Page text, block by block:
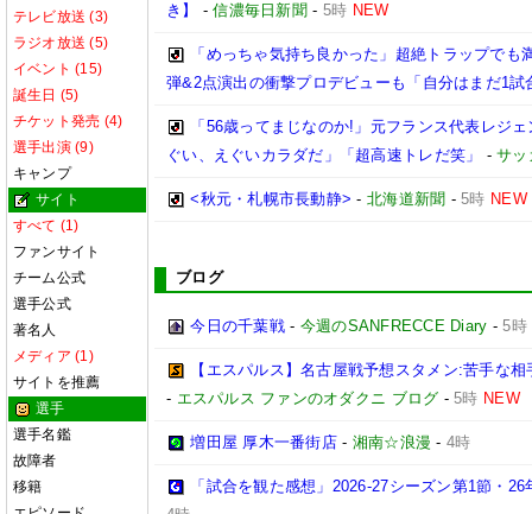
テレビ放送 (3)
ラジオ放送 (5)
イベント (15)
誕生日 (5)
チケット発売 (4)
選手出演 (9)
キャンプ
サイト
すべて (1)
ファンサイト
チーム公式
選手公式
著名人
メディア (1)
サイトを推薦
選手
選手名鑑
故障者
移籍
き】 -信濃毎日新聞 - 5時 NEW
「めっちゃ気持ち良かった」超絶トラップで
弾&2点演出の衝撃プロデビューも「自分はまだ1試
「56歳ってまじなのか!」元フランス代表レジ
ぐい、えぐいカラダだ」「超高速トレだ笑」
-サッ
<秋元・札幌市長動静> -北海道新聞 -5時 NEW
ブログ
今日の千葉戦- 今週のSANFRECCE Diary -5時
【エスパルス】名古屋戦予想スタメン:苦手な
- エスパルス ファンのオダクニ ブログ -5時 NEW
増田屋 厚木一番街店- 湘南☆浪漫 - 4時
「試合を観た感想」2026-27シーズン第1節・